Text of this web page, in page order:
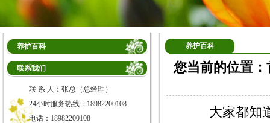
养护百科
联系我们
联 系 人：张总（总经理）
24小时服务热线：18982200108
电话：18982200108
养护百科
您当前的位置：
大家都知